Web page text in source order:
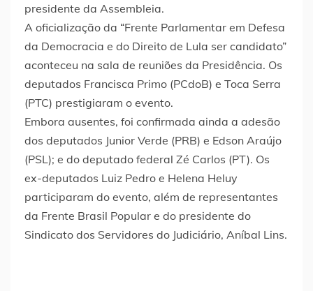
presidente da Assembleia.
A oficialização da “Frente Parlamentar em Defesa
da Democracia e do Direito de Lula ser candidato”
aconteceu na sala de reuniões da Presidência. Os
deputados Francisca Primo (PCdoB) e Toca Serra
(PTC) prestigiaram o evento.
Embora ausentes, foi confirmada ainda a adesão
dos deputados Junior Verde (PRB) e Edson Araújo
(PSL); e do deputado federal Zé Carlos (PT). Os
ex-deputados Luiz Pedro e Helena Heluy
participaram do evento, além de representantes
da Frente Brasil Popular e do presidente do
Sindicato dos Servidores do Judiciário, Aníbal Lins.